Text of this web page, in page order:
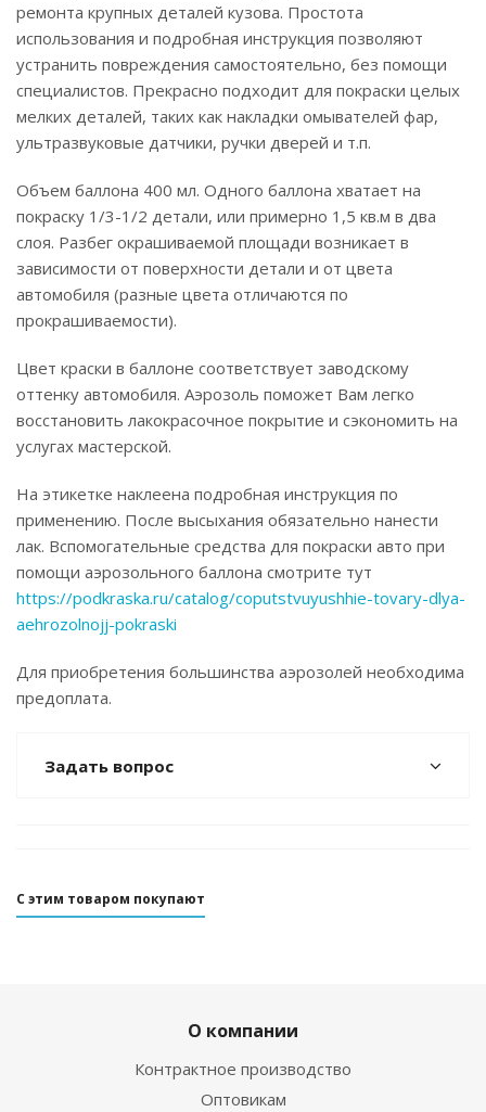
ремонта крупных деталей кузова. Простота
использования и подробная инструкция позволяют
устранить повреждения самостоятельно, без помощи
специалистов. Прекрасно подходит для покраски целых
мелких деталей, таких как накладки омывателей фар,
ультразвуковые датчики, ручки дверей и т.п.
Объем баллона 400 мл. Одного баллона хватает на
покраску 1/3-1/2 детали, или примерно 1,5 кв.м в два
слоя. Разбег окрашиваемой площади возникает в
зависимости от поверхности детали и от цвета
автомобиля (разные цвета отличаются по
прокрашиваемости).
Цвет краски в баллоне соответствует заводскому
оттенку автомобиля. Аэрозоль поможет Вам легко
восстановить лакокрасочное покрытие и сэкономить на
услугах мастерской.
На этикетке наклеена подробная инструкция по
применению. После высыхания обязательно нанести
лак. Вспомогательные средства для покраски авто при
помощи аэрозольного баллона смотрите тут
https://podkraska.ru/catalog/coputstvuyushhie-tovary-dlya-
aehrozolnojj-pokraski
Для приобретения большинства аэрозолей необходима
предоплата.
Задать вопрос
С этим товаром покупают
О компании
Контрактное производство
Оптовикам